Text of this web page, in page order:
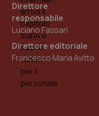
Direttore
responsabile
Luciano Fassari
Direttore editoriale
Francesco Maria Avitto